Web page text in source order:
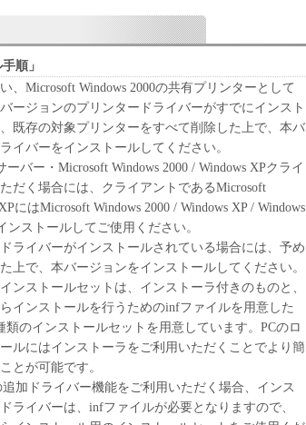
いても、一切責任を負わないものとします。
は関連する外国政府より必要な認可等を得ること
」の全部または一部を、直接または間接に輸出し
が、『同意』を示す行為を行った時点、または
を使用した時点で発効し、下記(2)または(3)により
に存続します。
トウェア」およびその複製物のすべてを廃棄およ
り、本契約書を終了させることができます。
いずれかの条項に違反した場合、本契約書は直ち
よって本契約書が終了した場合、速やかに、「本
びその複製物のすべてを廃棄または消去するもの
RIGHTS NOTICE
item," as that term is defined at 48 C.F.R. 2.101
computer software" and "commercial
as such terms are used in 48 C.F.R. 12.212
順」
、Microsoft Windows 2000の共有プリンターとして
ージョンのプリンタードライバーがすでにインスト
既存の対象プリンターをすべて削除した上で、本バ
イバーをインストールしてください。
ーバー・Microsoft Windows 2000 / Windows XPクライ
だく場合には、クライアントであるMicrosoft
にはMicrosoft Windows 2000 / Windows XP / Windows
ンストールしてご使用ください。
ライバーがインストールされている場合には、予め
上で、本バージョンをインストールしてください。
ンストールセットは、インストーラ付きのものと、
インストールを行うためのinfファイルを用意した
類のインストールセットを用意しています。PCのロ
ルにはインストーラをご利用いただくことでより簡
とが可能です。
追加ドライバー機能をご利用いただく場合、インス
ライバーは、infファイルが必要となりますので、